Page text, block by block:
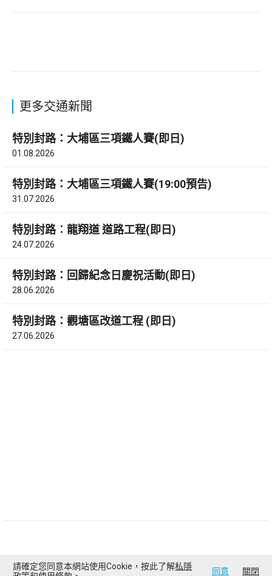
更多交通新聞
特別封路：大埔區三項鐵人賽(即日)
01.08.2026
特別封路：大埔區三項鐵人賽(19:00預告)
31.07.2026
特別封路︰龍翔道 道路工程(即日)
24.07.2026
特別封路：回歸紀念日慶祝活動(即日)
28.06.2026
特別封路：觀塘區改道工程 (即日)
27.06.2026
請確定您同意本網站使用Cookie，按此了解私隱
同意 關閉